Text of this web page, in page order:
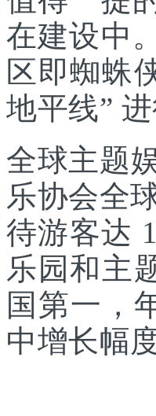
在建设中
区即蜘蛛
地平线” 进
全球主题
乐协会全
待游客达
乐园和主
国第一，
中增长幅